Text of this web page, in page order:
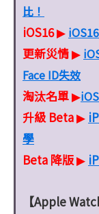
比！
iOS16▶
更新災情▶
Face ID失效
淘汰名單▶
升級 Beta▶
學
Beta 降版▶
【Apple